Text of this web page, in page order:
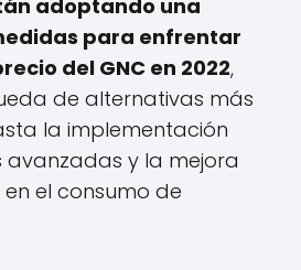
adoptando una
para enfrentar
del GNC en 2022,
de alternativas más
la implementación
y la mejora
el consumo de